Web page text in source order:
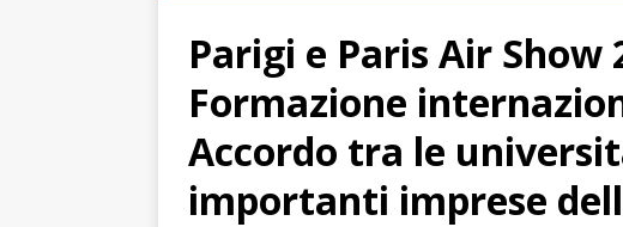
Parigi e Paris Air Show
Formazione
Accordo tra le
importanti imprese